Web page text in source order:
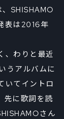
、SHISHAMO
表は2016年
、わりと最近
うアルバムに
いてイントロ
先に歌詞を読
さん